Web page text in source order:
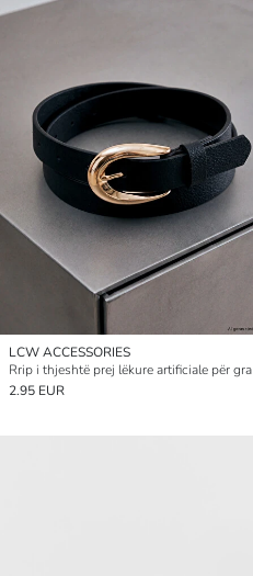
LCW ACCESSORIES
Rrip i thjeshtë prej lëkure artificiale për gra
2.95 EUR